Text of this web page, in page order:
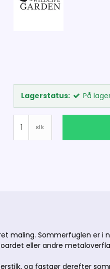
Lagerstatus: På
stk.
maling. Sommerfuglen er i
eller andre
og fastgør derefter